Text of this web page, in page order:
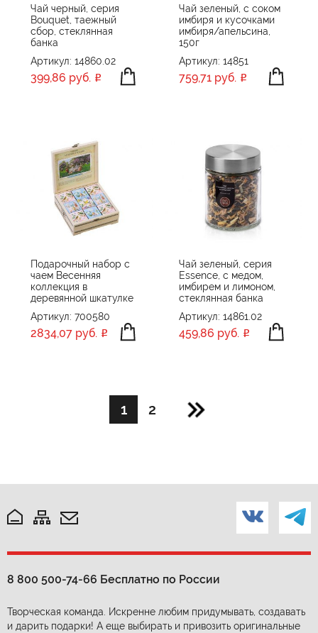
Чай черный, серия
Bouquet, таежный
сбор, стеклянная
банка
Артикул: 14860.02
399,86 руб.
Чай зеленый, с соком
имбиря и кусочками
имбиря/апельсина,
150г
Артикул: 14851
759,71 руб.
Подарочный набор c
чаем Весенняя
коллекция в
деревянной шкатулке
Артикул: 700580
2834,07 руб.
Чай зеленый, серия
Essence, с медом,
имбирем и лимоном,
стеклянная банка
Артикул: 14861.02
459,86 руб.
1 2
8 800 500-74-66 Бесплатно по России
Творческая команда. Искренне любим придумывать, создавать
и дарить подарки! А еще выбирать и привозить оригинальные